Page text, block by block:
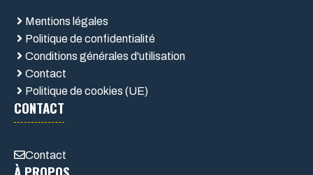
Mentions légales
Politique de confidentialité
Conditions générales d'utilisation
Contact
Politique de cookies (UE)
CONTACT
Contact